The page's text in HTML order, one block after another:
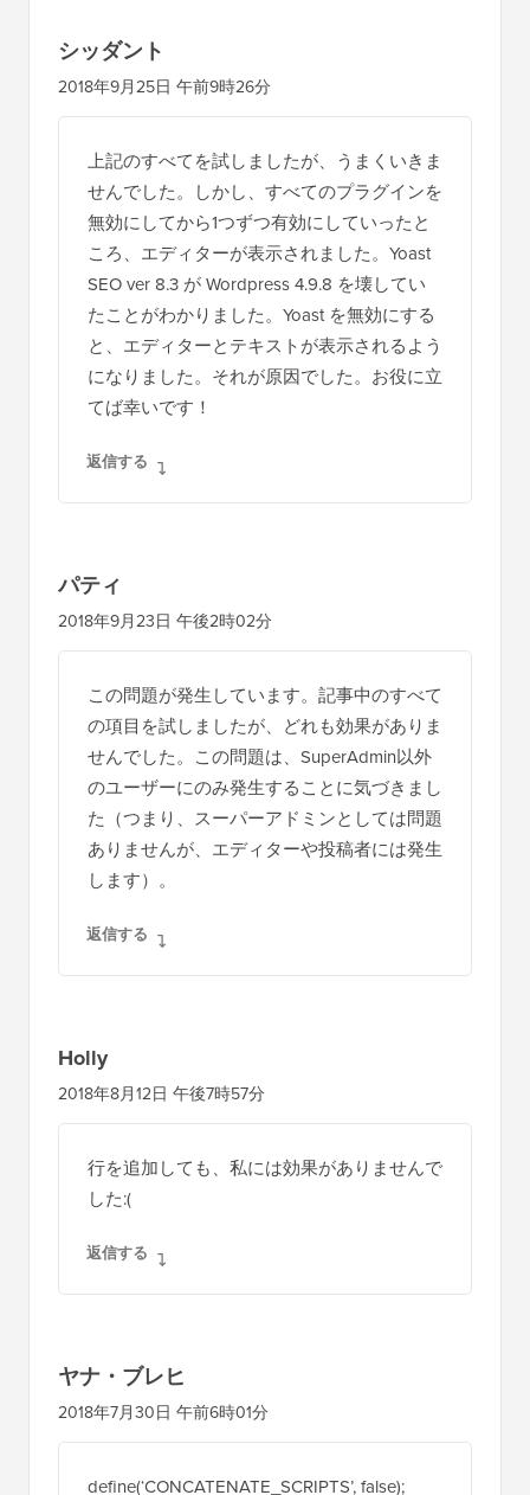
シッダント
上記のすべてを試しましたが、うまくいきま
せんでした。しかし、すべてのプラグインを
無効にしてから1つずつ有効にしていったと
ころ、エディターが表示されました。Yoast
SEO ver 8.3 が Wordpress 4.9.8 を壊してい
たことがわかりました。Yoast を無効にする
と、エディターとテキストが表示されるよう
になりました。それが原因でした。お役に立
てば幸いです！
返信する
パティ
この問題が発生しています。記事中のすべて
の項目を試しましたが、どれも効果がありま
せんでした。この問題は、SuperAdmin以外
のユーザーにのみ発生することに気づきまし
た（つまり、スーパーアドミンとしては問題
ありませんが、エディターや投稿者には発生
します）。
返信する
Holly
行を追加しても、私には効果がありませんで
した:(
返信する
ヤナ・ブレヒ